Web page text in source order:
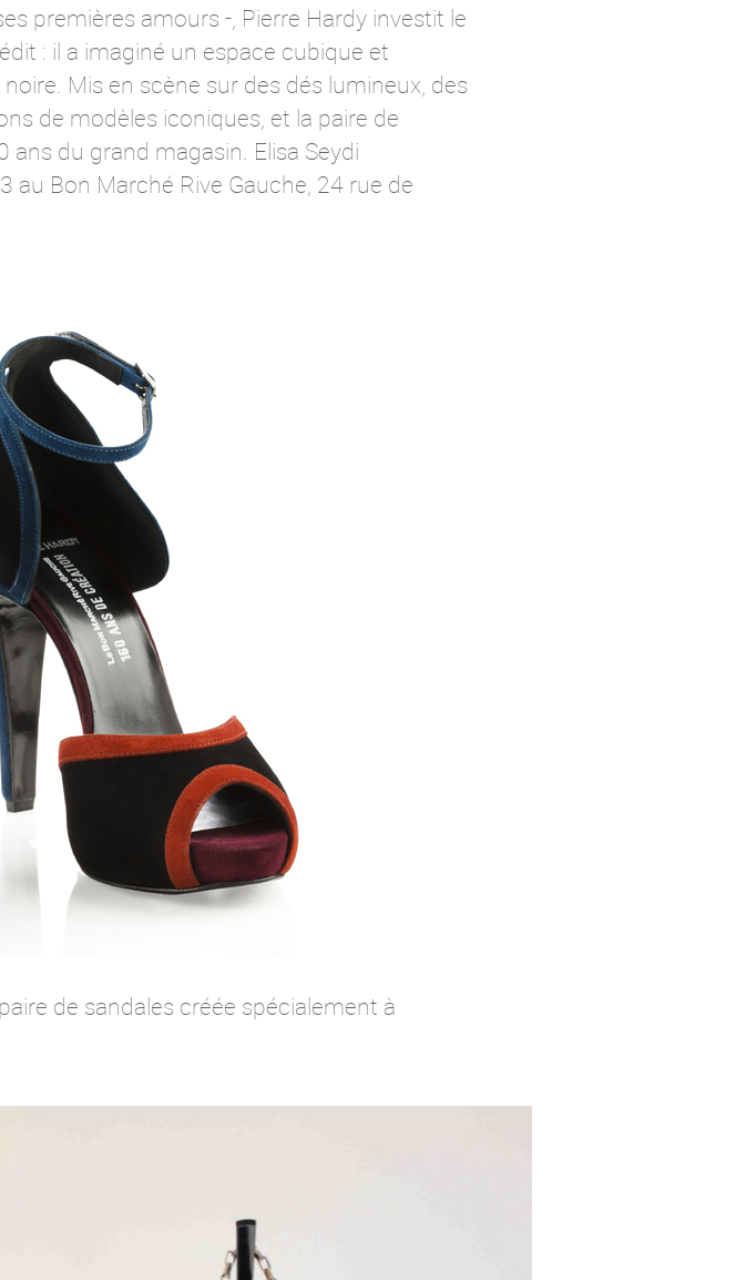
premières amours -, Pierre Hardy investit le
: il a imaginé un espace cubique et
Mis en scène sur des dés lumineux, des
de modèles iconiques, et la paire de
ans du grand magasin. Elisa Seydi
au Bon Marché Rive Gauche, 24 rue de
de sandales créée spécialement à